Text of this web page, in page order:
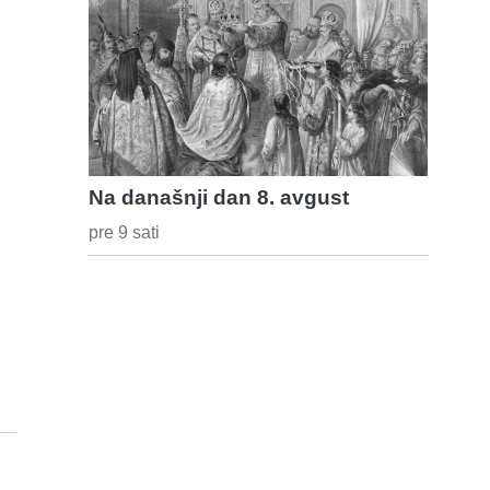
Na današnji dan 8. avgust
pre 9 sati